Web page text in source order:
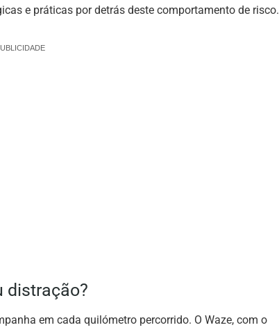
e práticas por detrás deste comportamento de risco.
distração?
em cada quilómetro percorrido. O Waze, com o